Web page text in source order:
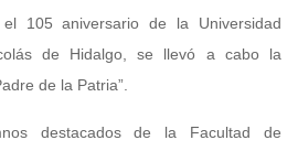
105 aniversario de la Universidad
de Hidalgo, se llevó a cabo la
de la Patria”.
destacados de la Facultad de